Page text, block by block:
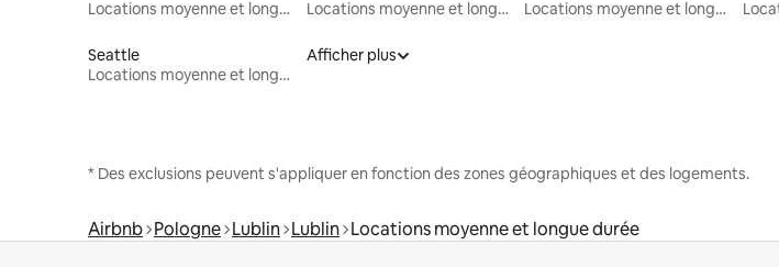
Locations moyenne et longue durée
Locations moyenne et longue durée
Locations moyenne et longue durée
Seattle
Locations moyenne et longue durée
Afficher plus
* Des exclusions peuvent s'appliquer en fonction des zones géographiques et des logements.
Airbnb Pologne Lublin Lublin Locations moyenne et longue durée